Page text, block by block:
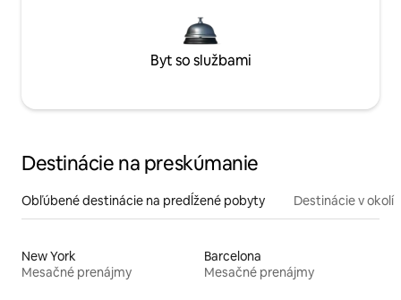
Byt so službami
Destinácie na preskúmanie
Obľúbené destinácie na predĺžené pobyty Destinácie v okolí
New York
Mesačné prenájmy
Barcelona
Mesačné prenájmy